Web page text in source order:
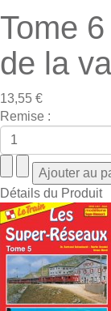
Tome
de la
13,55 €
Remise :
Détails du Produit